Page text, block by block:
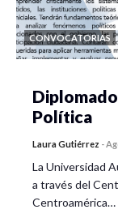
CONVOCATORIAS
Política
Laura Gutiérrez -
La Universidad
a través del
Centroamérica…